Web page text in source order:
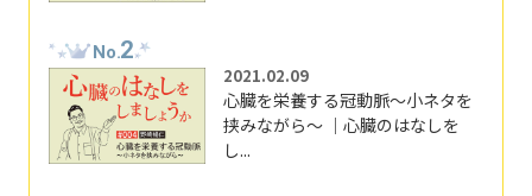
No.2
2021.02.09
心臓を栄養する冠動脈～小ネタを
挟みながら～ ｜心臓のはなしを
し...